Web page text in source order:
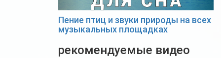
Пение птиц и звуки природы на всех
музыкальных площадках
рекомендуемые видео